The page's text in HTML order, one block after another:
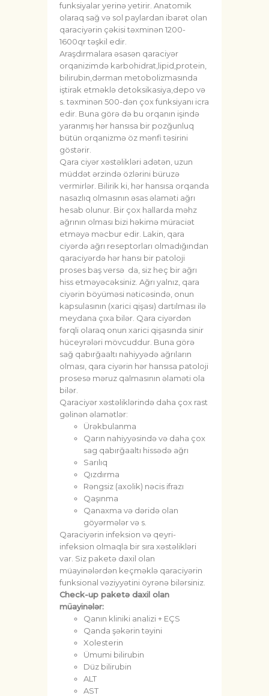
funksiyalar yerinə yetirir. Anatomik
olaraq sağ və sol paylardan ibarət olan
qaraciyərin çəkisi təxminən 1200-
1600qr təşkil edir.
Araşdırmalara əsasən qaraciyər
orqanizimdə karbohidrat,lipid,protein,
bilirubin,dərman metobolizmasında
iştirak etməklə detoksikasiya,depo və
s. təxminən 500-dən çox funksiyanı icra
edir. Buna görə də bu orqanın işində
yaranmış hər hansısa bir pozğunluq
bütün orqanizmə öz mənfi təsirini
göstərir.
Qara ciyər xəstəlikləri adətən, uzun
müddət ərzində özlərini büruzə
vermirlər. Bilirik ki, hər hansısa orqanda
nasazlıq olmasının əsas əlaməti ağrı
hesab olunur. Bir çox hallarda məhz
ağrının olması bizi həkimə müraciət
etməyə məcbur edir. Lakin, qara
ciyərdə ağrı reseptorları olmadığından
qaraciyərdə hər hansı bir patoloji
proses baş versə da, siz heç bir ağrı
hiss etməyəcəksiniz. Ağrı yalnız, qara
ciyərin böyüməsi nəticəsində, onun
kapsulasının (xarici qişası) dartılması ilə
meydana çıxa bilər. Qara ciyərdən
fərqli olaraq onun xarici qişasında sinir
hüceyrələri mövcuddur. Buna görə
sağ qabırğaaltı nahiyyədə ağrıların
olması, qara ciyərin hər hansısa patoloji
prosesə məruz qalmasının əlaməti ola
bilər.
Qaraciyər xəstəliklərində daha çox rast
gəlinən əlamətlər:
Ürəkbulanma
Qarın nahiyyəsində və daha çox
sag qabırğaaltı hissədə ağrı
Sarılıq
Qızdırma
Rəngsiz (axolik) nəcis ifrazı
Qaşınma
Qanaxma və dəridə olan
göyərmələr və s.
Qaraciyərin infeksion və qeyri-
infeksion olmaqla bir sıra xəstəlikləri
var. Siz paketə daxil olan
müayinələrdən keçməklə qaraciyərin
funksional vəziyyətini öyrənə bilərsiniz.
Check-up paketə daxil olan
müayinələr:
Qanın kliniki analizi + EÇS
Qanda şəkərin təyini
Xolesterin
Ümumi bilirubin
Düz bilirubin
ALT
AST